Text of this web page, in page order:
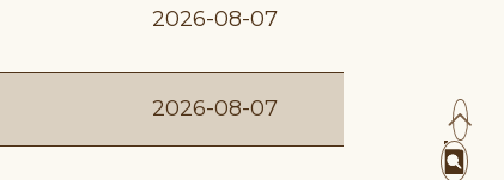
2026-08-07
2026-08-07